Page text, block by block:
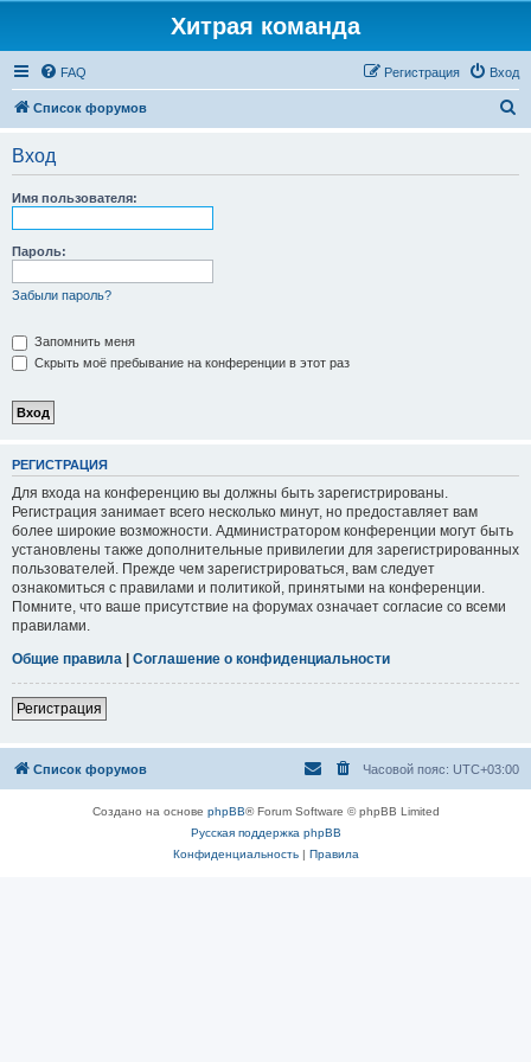
Хитрая команда
FAQ Вход
Регистрация
Список форумов
Вход
Имя пользователя:
Пароль:
Забыли пароль?
Запомнить меня
Скрыть моё пребывание на конференции в этот раз
РЕГИСТРАЦИЯ
Для входа на конференцию вы должны быть зарегистрированы.
Регистрация занимает всего несколько минут, но предоставляет вам
более широкие возможности. Администратором конференции могут быть
установлены также дополнительные привилегии для зарегистрированных
пользователей. Прежде чем зарегистрироваться, вам следует
ознакомиться с правилами и политикой, принятыми на конференции.
Помните, что ваше присутствие на форумах означает согласие со всеми
правилами.
Общие правила | Соглашение о конфиденциальности
Регистрация
Список форумов Часовой пояс: UTC+03:00
Создано на основе phpBB® Forum Software © phpBB Limited
Русская поддержка phpBB
Конфиденциальность| Правила